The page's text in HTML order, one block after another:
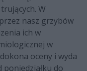
W
nasz grzybów
ich w
w
oceny i wyda
do